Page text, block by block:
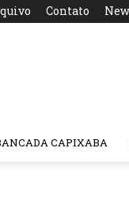
Contato
CAPIXABA